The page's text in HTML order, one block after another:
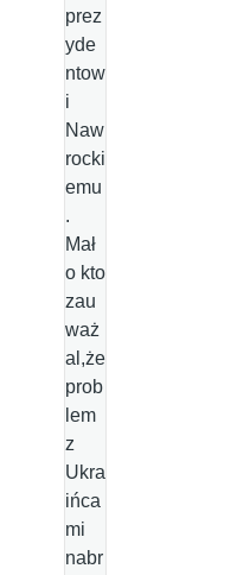
prez
yde
ntow
i
Naw
rocki
emu
.
Mał
o kto
zau
waż
al,że
prob
lem
z
Ukra
ińca
mi
nabr